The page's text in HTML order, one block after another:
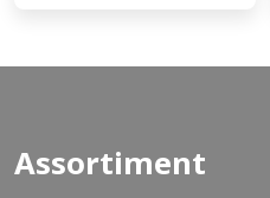
Assortiment